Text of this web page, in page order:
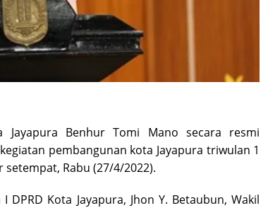
Jayapura Benhur Tomi Mano secara resmi
pembangunan kota Jayapura triwulan 1
setempat, Rabu (27/4/2022).
Kota Jayapura, Jhon Y. Betaubun, Wakil